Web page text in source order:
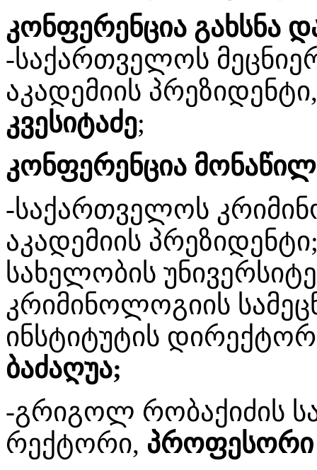
კონფერენცია გახსნა
-საქართველოს
აკადემიის
კვესიტაძე;
კონფერენცია
-საქართველოს
აკადემიის
სახელობის
კრიმინოლოგიის
ინსტიტუტის
ბაძაღუა;
-გრიგოლ რობაქიძის
რექტორი, პროფესორი